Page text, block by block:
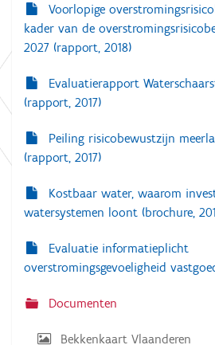
Voorlopige
kader van de
2027 (rapport, 2018)
Evaluatierapport
(rapport, 2017)
Peiling risicobewustzijn
(rapport, 2017)
Kostbaar water, waarom
watersystemen loont (brochure,
Evaluatie informatieplicht
overstromingsgevoeligheid
Documenten
Bekkenkaart Vlaanderen